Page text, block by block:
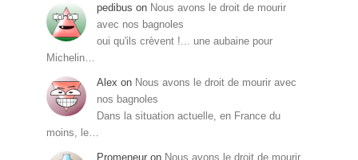
pedibus on Nous avons le droit de mourir
avec nos bagnoles
oui qu'ils crèvent !... une aubaine pour
Michelin…
Alex on Nous avons le droit de mourir avec
nos bagnoles
Dans la situation actuelle, en France du
moins, le…
Promeneur on Nous avons le droit de mourir